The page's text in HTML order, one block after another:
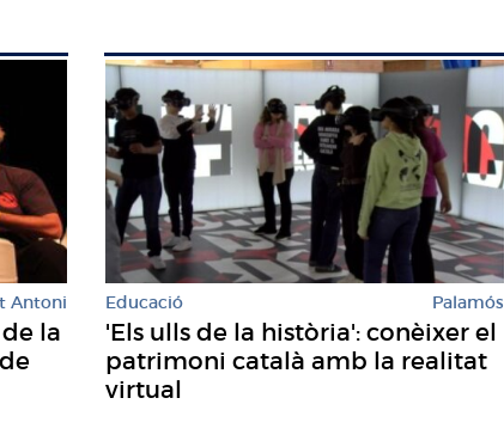
Antoni
la
Educació Palamós
'Els ulls de la història': conèixer el
patrimoni català amb la realitat
virtual